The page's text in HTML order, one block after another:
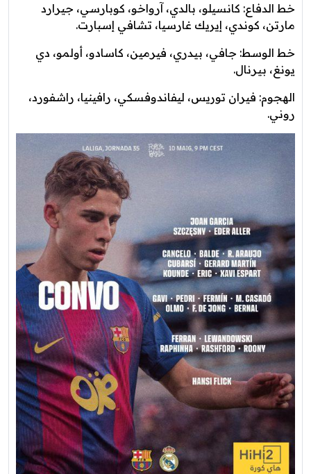
خط الدفاع: كانسيلو، بالدي، آرواخو، كوبارسي، جيرارد
مارتن، كوندي، إيريك غارسيا، تشافي إسبارت.
خط الوسط: جافي، بيدري، فيرمين، كاسادو، أولمو، دي
يونغ، بيرنال.
الهجوم: فيران توريس، ليفاندوفسكي، رافينيا، راشفورد،
روني.